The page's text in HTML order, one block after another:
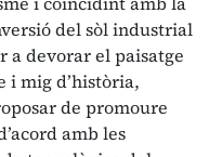
del sòl industrial
a devorar el paisatge
i mig d’història,
de promoure
amb les